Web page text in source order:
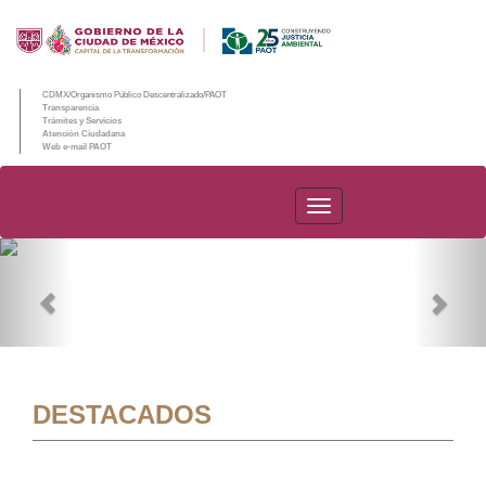
CDMX/Organismo Público Descentralizado/PAOT
Transparencia
Trámites y Servicios
Atención Ciudadana
Web e-mail PAOT
PAOT
DESTACADOS